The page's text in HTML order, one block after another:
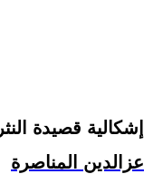
إشكالية قصيدة النثر
عزالدين المناصرة